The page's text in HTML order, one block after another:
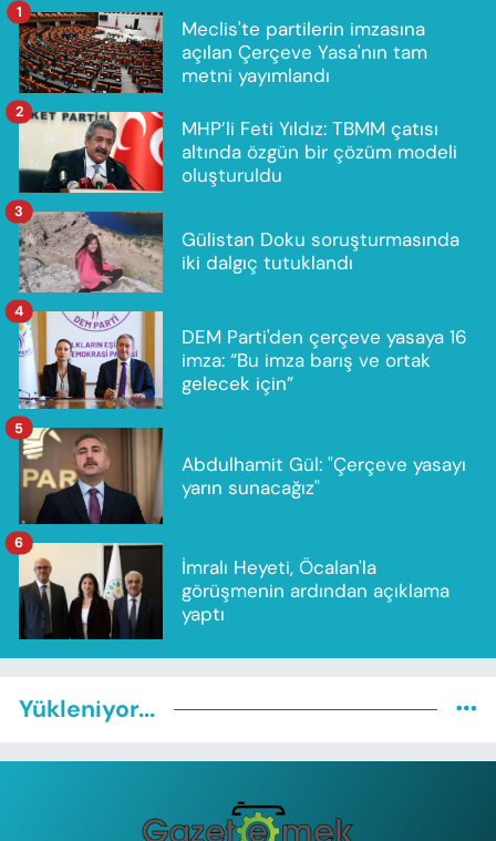
Meclis'te partilerin imzasına
açılan Çerçeve Yasa'nın tam
metni yayımlandı
1
MHP’li Feti Yıldız: TBMM çatısı
altında özgün bir çözüm modeli
oluşturuldu
2
Gülistan Doku soruşturmasında
iki dalgıç tutuklandı
3
DEM Parti'den çerçeve yasaya 16
imza: “Bu imza barış ve ortak
gelecek için”
4
Abdulhamit Gül: "Çerçeve yasayı
yarın sunacağız"
5
İmralı Heyeti, Öcalan'la
görüşmenin ardından açıklama
yaptı
6
Yükleniyor...